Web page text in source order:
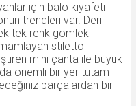
için balo kıyafeti
trendleri var. Deri
tek renk gömlek
stiletto
mini çanta ile büyük
önemli bir yer tutam
parçalardan bir